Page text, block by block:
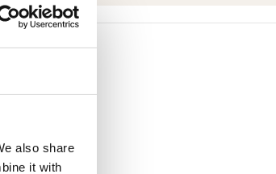
also share
it with